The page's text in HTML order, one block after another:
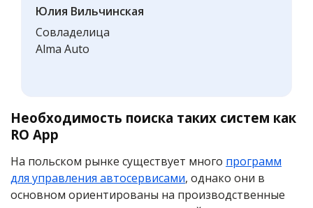
Юлия Вильчинская
Совладелица
Alma Auto
Необходимость поиска таких систем как
RO App
На польском рынке существует много программ
для управления автосервисами, однако они в
основном ориентированы на производственные